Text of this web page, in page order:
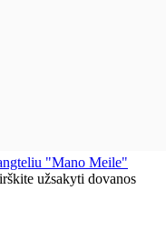
"Mano Meile"
užsakyti dovanos